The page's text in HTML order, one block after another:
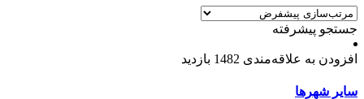
جستجو پیشرفته
افزودن به علاقه‌مندی 1482 بازدید
سایر شهرها